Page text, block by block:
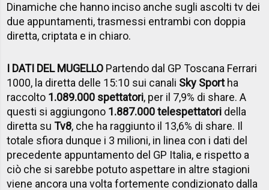
Dinamiche che hanno inciso anche sugli ascolti tv dei
due appuntamenti, trasmessi entrambi con doppia
diretta, criptata e in chiaro.
I DATI DEL MUGELLO Partendo dal GP Toscana Ferrari
1000, la diretta delle 15:10 sui canali Sky Sportha
raccolto 1.089.000 spettatori, per il 7,9% di share. A
questi si aggiungono 1.887.000 telespettatori della
diretta suTv8, che ha raggiunto il 13,6% di share. Il
totale sfiora dunque i 3 milioni, in linea con i dati del
precedente appuntamento del GP Italia, e rispetto a
ciò che si sarebbe potuto aspettare in altre stagioni
viene ancora una volta fortemente condizionato dalla